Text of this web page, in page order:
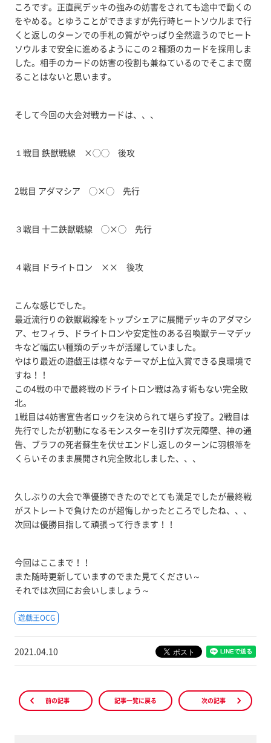
ころです。正直罠デッキの強みの妨害をされても途中で動くの
をやめる。とゆうことができますが先行時ヒートソウルまで行
くと返しのターンでの手札の質がやっぱり全然違うのでヒート
ソウルまで安全に進めるようにこの２種類のカードを採用しま
した。相手のカードの妨害の役割も兼ねているのでそこまで腐
ることはないと思います。
そして今回の大会対戦カードは、、、
１戦目 鉄獣戦線 ×◯◯ 後攻
2戦目 アダマシア ◯×◯ 先行
３戦目 十二鉄獣戦線 ◯×◯ 先行
４戦目 ドライトロン ×× 後攻
こんな感じでした。
最近流行りの鉄獣戦線をトップシェアに展開デッキのアダマシ
ア、セフィラ、ドライトロンや安定性のある召喚獣テーマデッ
キなど幅広い種類のデッキが活躍していました。
やはり最近の遊戯王は様々なテーマが上位入賞できる良環境で
すね！！
この4戦の中で最終戦のドライトロン戦は為す術もない完全敗
北。
1戦目は4妨害宣告者ロックを決められて堪らず投了。2戦目は
先行でしたが初動になるモンスターを引けず次元障壁、神の通
告、ブラフの死者蘇生を伏せエンドし返しのターンに羽根箒を
くらいそのまま展開され完全敗北しました、、、
久しぶりの大会で準優勝できたのでとても満足でしたが最終戦
がストレートで負けたのが超悔しかったところでしたね、、、
次回は優勝目指して頑張って行きます！！
今回はここまで！！
また随時更新していますのでまた見てください～
それでは次回にお会いしましょう～
遊戯王OCG
2021.04.10
前の記事 記事一覧に戻る 次の記事